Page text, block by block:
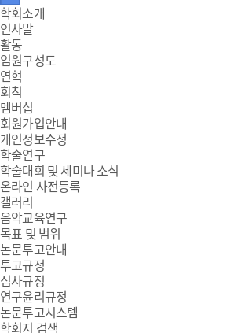
주
메
뉴
학회소개
인사말
활동
임원구성도
연혁
회칙
멤버십
회원가입안내
개인정보수정
학술연구
학술대회 및 세미나 소식
온라인 사전등록
갤러리
음악교육연구
목표 및 범위
논문투고안내
투고규정
심사규정
연구윤리규정
논문투고시스템
학회지 검색